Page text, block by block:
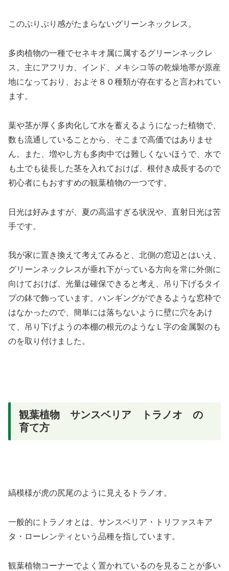
このぷりぷり感がたまらないグリーンネックレス。
多肉植物の一種でセネキオ属に属するグリーンネックレ
ス。主にアフリカ、インド、メキシコ等の乾燥地帯が原産
地になっており、およそ８０種類が存在すると言われてい
ます。
葉や茎が厚く多肉化して水を蓄えるようになった植物で、
数も流通していることから、そこまで高価ではありませ
ん。また、増やし方も多肉中では難しくないほうで、水で
も土でも徒長した茎を入れておけば、根付き成長するので
初心者にもおすすめの観葉植物の一つです。
日光は好みますが、夏の高温すぎる状況や、直射日光は苦
手です。
我が家に置き換えて考えてみると、北側の窓辺とはいえ、
グリーンネックレスが垂れ下がっている方向を常に外側に
向けておけば、光量は確保できると考え、吊り下げるタイ
プの鉢で飾っています。ハンギングができるような窓枠で
はなかったので、簡単には落ちないように壁に穴をあけ
て、吊り下げようの本棚の根元のようなＬ字の金属製のも
のを取り付けました。
観葉植物 サンスベリア トラノオ の
育て方
縞模様が虎の尻尾のように見えるトラノオ。
一般的にトラノオとは、サンスベリア・トリファスキア
タ・ローレンティという品種を指しています。
観葉植物コーナーでよく置かれているのを見ることが多い